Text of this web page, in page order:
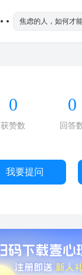
0
获赞数
0
回答
我要提问